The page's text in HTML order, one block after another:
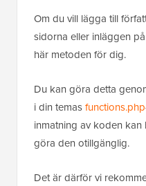
Om du vill lägga till
sidorna eller inläggen
här metoden för dig.
Du kan göra detta
i din temasfunctions.php
inmatning av koden
göra den otillgänglig.
Det är därför vi